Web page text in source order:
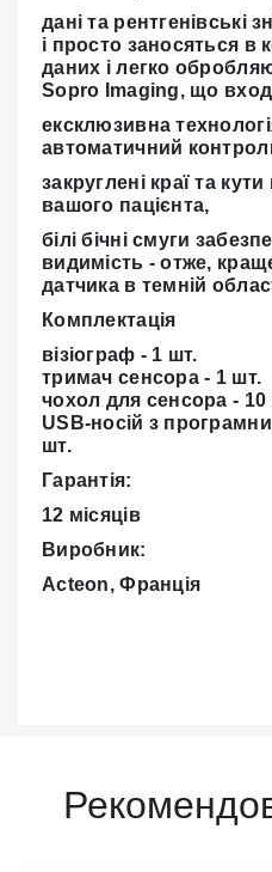
дані та рентгенівські
і просто заносяться в
даних і легко
Sopro Imaging, що
ексклюзивна
автоматичний
закруглені краї та
вашого пацієнта,
білі бічні смуги
видимість - отже,
датчика в темній
Комплектація
візіограф - 1 шт.
тримач сенсора - 1 шт.
чохол для сенсора - 10
USB-носій з
шт.
Гарантія:
12 місяців
Виробник:
Acteon, Франція